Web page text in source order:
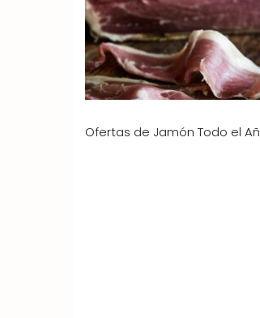
Ofertas de Jamón Todo el